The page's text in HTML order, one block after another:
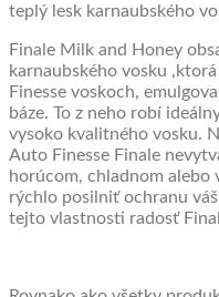
teplý lesk karnaubského
Finale Milk and Honey
karnaubského vosku
Finesse voskoch,
báze. To z neho robí
vysoko kvalitného vosku.
Auto Finesse Finale
horúcom, chladnom
rýchlo posilniť ochranu
tejto vlastnosti radosť